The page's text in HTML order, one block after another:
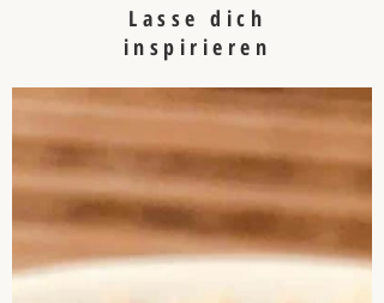
Lasse dich
inspirieren